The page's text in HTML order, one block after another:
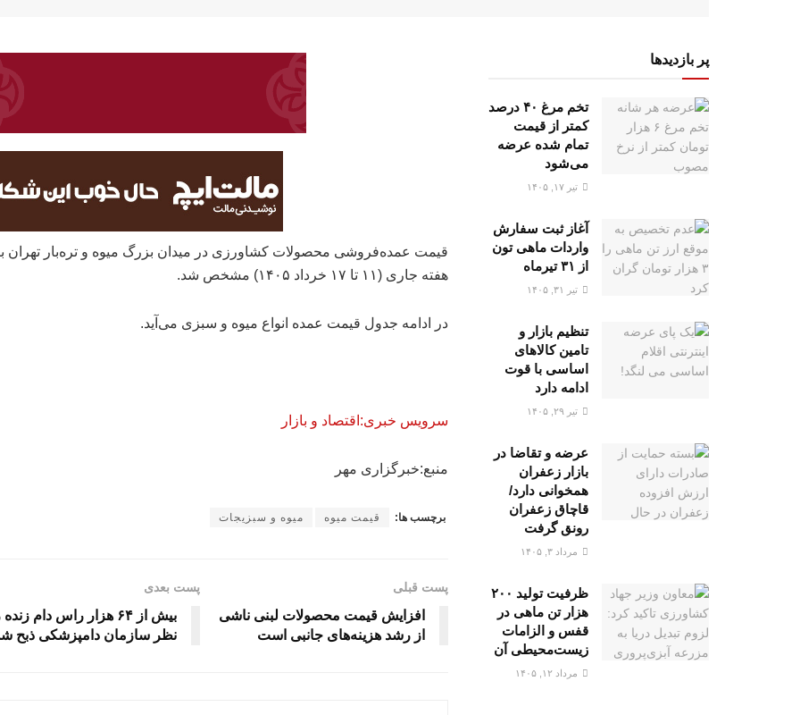
قیمت عمده‌فروشی محصولات کشاورزی در میدان بزرگ میوه و تره‌بار تهران
هفته جاری (۱۱ تا ۱۷ خرداد ۱۴۰۵) مشخص شد.
در ادامه جدول قیمت عمده انواع میوه و سبزی می‌آید.
سرویس خبری:اقتصاد و بازار
منبع:خبرگزاری مهر
برچسب ها: قیمت میوه میوه و سبزیجات
پست قبلی
افزایش قیمت محصولات لبنی ناشی
از رشد هزینه‌های جانبی است
پست بعدی
بیش از ۶۴ هزار راس دام
نظر سازمان دامپزشکی ذبح
پر بازدیدها
تخم مرغ ۴۰ درصد
کمتر از قیمت
تمام شده عرضه
می‌شود
تیر ۱۷, ۱۴۰۵
آغاز ثبت سفارش
واردات ماهی تون
از ۳۱ تیرماه
تیر ۳۱, ۱۴۰۵
تنظیم بازار و
تامین کالاهای
اساسی با قوت
ادامه دارد
تیر ۲۹, ۱۴۰۵
عرضه و تقاضا در
بازار زعفران
همخوانی دارد/
قاچاق زعفران
رونق گرفت
مرداد ۳, ۱۴۰۵
ظرفیت تولید ۲۰۰
هزار تن ماهی در
قفس و الزامات
زیست‌محیطی آن
مرداد ۱۲, ۱۴۰۵